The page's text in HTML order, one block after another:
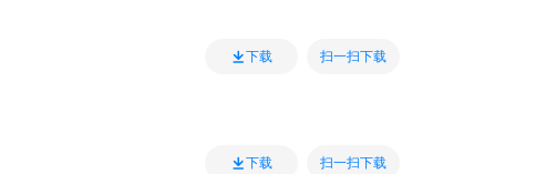
下载 扫一扫下载
下载 扫一扫下载